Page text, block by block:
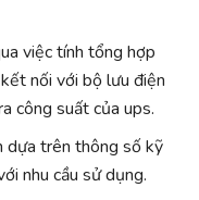
việc tính tổng hợp
nối với bộ lưu điện
công suất của ups.
dựa trên thông số kỹ
nhu cầu sử dụng.